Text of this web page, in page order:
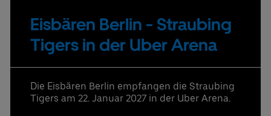
Uber Platz
Partner
Datenschutzbestimmungen
Eisbären Berlin - Straubing
Tigers in der Uber Arena
Die Eisbären Berlin empfangen die Straubing
Tigers am 22. Januar 2027 in der Uber Arena.